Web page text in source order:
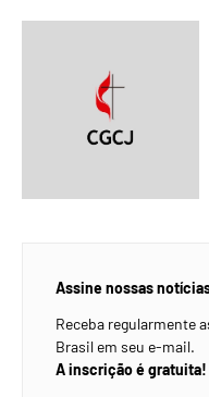
Assine nossas
Receba regularmente
Brasil em seu e-mail.
A inscrição é gratuita!